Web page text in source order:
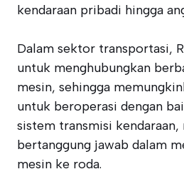
kendaraan pribadi hingga
Dalam sektor transportasi,
untuk menghubungkan
mesin, sehingga
untuk beroperasi dengan
sistem transmisi kendaraan,
bertanggung jawab dalam
mesin ke roda.